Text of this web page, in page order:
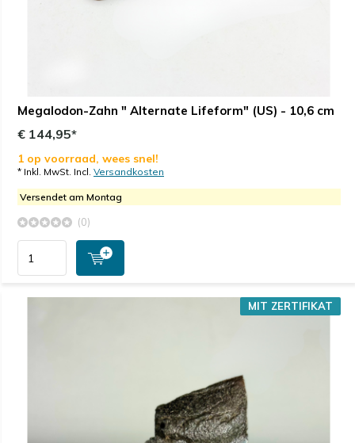
Megalodon-Zahn " Alternate Lifeform" (US) - 10,6 cm
€ 144,95*
1 op voorraad, wees snel!
* Inkl. MwSt. Incl. Versandkosten
Versendet am Montag
(0)
MIT ZERTIFIKAT